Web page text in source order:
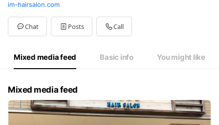
im-hairsalon.com
Chat Posts Call
Mixed media feed Basic info You might like
Mixed media feed